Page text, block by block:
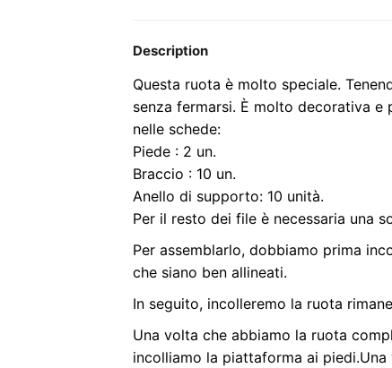
Description
Questa ruota è molto speciale.
senza fermarsi. È molto decorativa e
nelle schede:
Piede : 2 un.
Braccio : 10 un.
Anello di supporto: 10 unità.
Per il resto dei file è necessaria una
Per assemblarlo, dobbiamo prima
che siano ben allineati.
In seguito, incolleremo la ruota
Una volta che abbiamo la ruota
incolliamo la piattaforma ai piedi.